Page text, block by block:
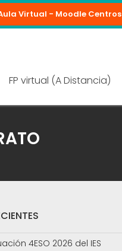
Virtual - Moodle Centros
FP virtual (A Distancia)
4ESO 2026 del IES